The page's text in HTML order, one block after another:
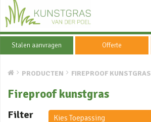
Stalen aanvragen Offerte
PRODUCTEN FIREPROOF KUNSTGRAS
Fireproof kunstgras
Filter